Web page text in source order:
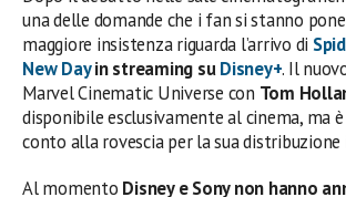
una delle domande che i fan si stanno
maggiore insistenza riguarda l’arrivo di
New Dayin streaming suDisney+. Il
Marvel Cinematic Universe con Tom
disponibile esclusivamente al cinema, ma
conto alla rovescia per la sua
Al momento Disney e Sony non hanno